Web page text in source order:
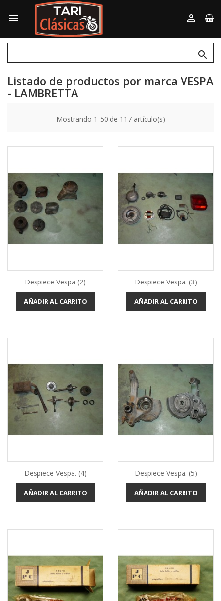
 

Listado de productos por marca VESPA
- LAMBRETTA
Mostrando 1-50 de 117 artículo(s)
Despiece Vespa (2)
AÑADIR AL CARRITO
Despiece Vespa. (3)
AÑADIR AL CARRITO
Despiece Vespa. (4)
AÑADIR AL CARRITO
Despiece Vespa. (5)
AÑADIR AL CARRITO